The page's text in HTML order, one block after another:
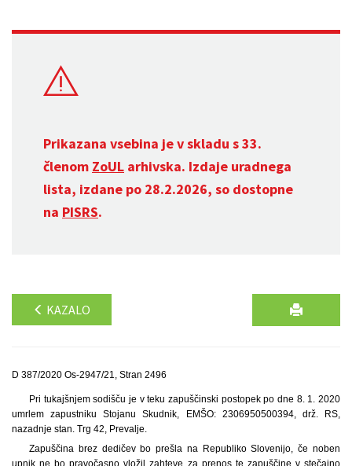
Prikazana vsebina je v skladu s 33.
členom ZoUL arhivska. Izdaje uradnega
lista, izdane po 28.2.2026, so dostopne
na PISRS.
KAZALO
D 387/2020 Os-2947/21, Stran 2496
Pri tukajšnjem sodišču je v teku zapuščinski postopek po dne 8. 1. 2020
umrlem zapustniku Stojanu Skudnik, EMŠO: 2306950500394, drž. RS,
nazadnje stan. Trg 42, Prevalje.
Zapuščina brez dedičev bo prešla na Republiko Slovenijo, če noben
upnik ne bo pravočasno vložil zahteve za prenos te zapuščine v stečajno